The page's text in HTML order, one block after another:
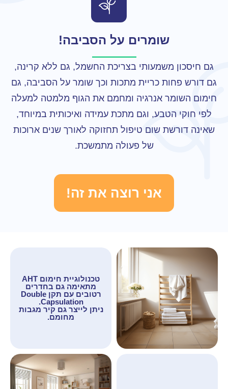
שומרים על הסביבה!
גם חיסכון משמעותי בצריכת החשמל, גם ללא קרינה,
גם דורש פחות כריית מתכות וכך שומר על הסביבה, גם
חימום השומר אנרגיה ומחמם את הגוף מלמטה למעלה
לפי חוקי הטבע, וגם מתכת עמידה ואיכותית במיוחד,
שאינה דורשת שום טיפול תחזוקה לאורך שנים ארוכות
של פעולה מתמשכת.
אני רוצה את זה!
טכנולוגיית חימום AHT
מתאימה גם בחדרים
רטובים עם תקן Double
Capsulation.
ניתן לייצר גם קיר מגבות
מחומם.